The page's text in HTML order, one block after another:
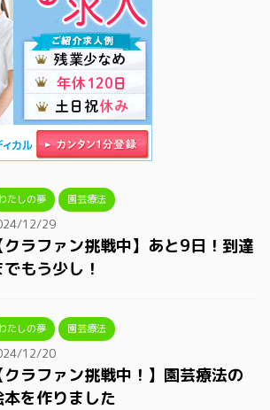
たしの夢 園芸療法
12/29
クラファン挑戦中】あと9日！到達
でもう少し！
たしの夢 園芸療法
12/20
クラファン挑戦中！】園芸療法の
本を作りました